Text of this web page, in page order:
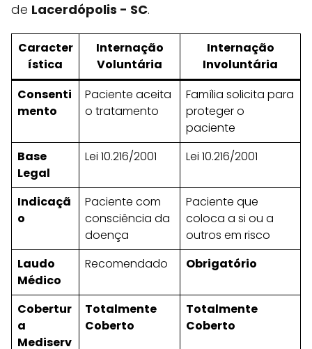
de Lacerdópolis - SC.
Caracter
ística
Internação
Voluntária
Internação
Involuntária
Consenti
mento
Paciente aceita
o tratamento
Família solicita para
proteger o
paciente
Base
Legal
Lei 10.216/2001 Lei 10.216/2001
Indicaçã
o
Paciente com
consciência da
doença
Paciente que
coloca a si ou a
outros em risco
Laudo
Médico
Recomendado Obrigatório
Cobertur
a
Mediserv
Totalmente
Coberto
Totalmente
Coberto